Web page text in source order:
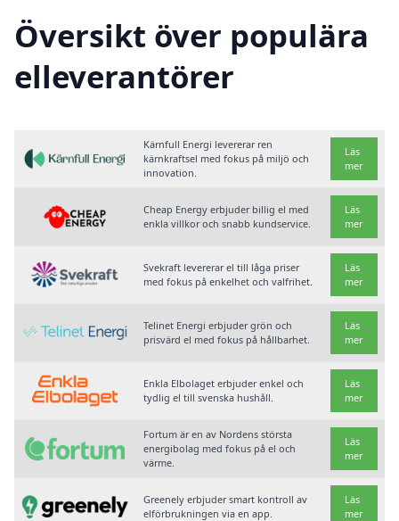
Översikt över populära
elleverantörer
Kärnfull Energi levererar ren
kärnkraftsel med fokus på miljö och
innovation.
Läs
mer
Cheap Energy erbjuder billig el med
enkla villkor och snabb kundservice.
Läs
mer
Svekraft levererar el till låga priser
med fokus på enkelhet och valfrihet.
Läs
mer
Telinet Energi erbjuder grön och
prisvärd el med fokus på hållbarhet.
Läs
mer
Enkla Elbolaget erbjuder enkel och
tydlig el till svenska hushåll.
Läs
mer
Fortum är en av Nordens största
energibolag med fokus på el och
värme.
Läs
mer
Greenely erbjuder smart kontroll av
elförbrukningen via en app.
Läs
mer